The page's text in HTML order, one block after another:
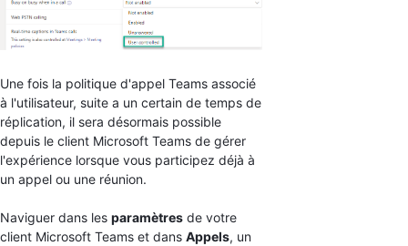
Une fois la politique d'appel Teams associé
à l'utilisateur, suite a un certain de temps de
réplication, il sera désormais possible
depuis le client Microsoft Teams de gérer
l'expérience lorsque vous participez déjà à
un appel ou une réunion.
Naviguer dans les paramètres de votre
client Microsoft Teams et dans Appels, un